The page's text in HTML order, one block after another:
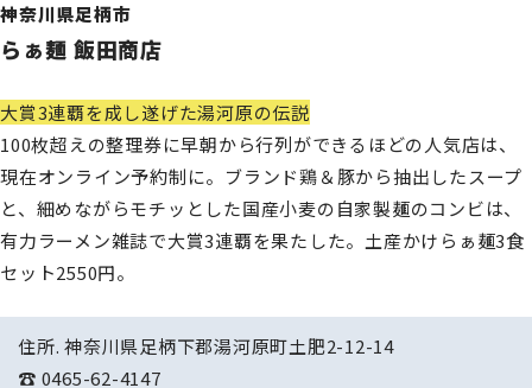
神奈川県足柄市
らぁ麺 飯田商店
大賞3連覇を成し遂げた湯河原の伝説
100枚超えの整理券に早朝から行列ができるほどの人気店は、
現在オンライン予約制に。ブランド鶏＆豚から抽出したスープ
と、細めながらモチッとした国産小麦の自家製麺のコンビは、
有力ラーメン雑誌で大賞3連覇を果たした。土産かけらぁ麺3食
セット2550円。
住所. 神奈川県足柄下郡湯河原町土肥2-12-14
☎ 0465-62-4147